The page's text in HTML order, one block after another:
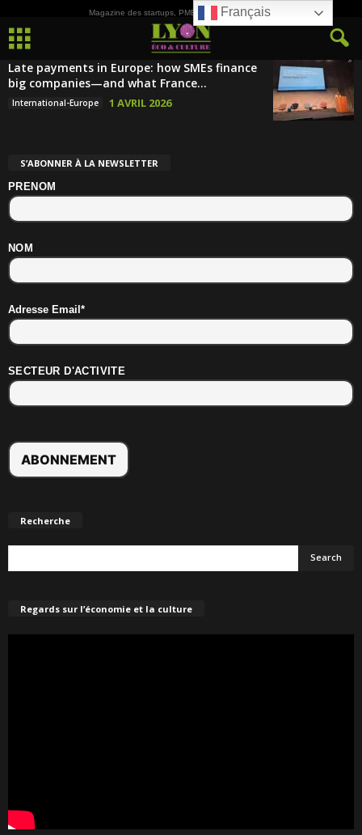
Magazine des startups, PME, ETI et de la Culture
Late payments in Europe: how SMEs finance
big companies—and what France...
International-Europe 1 AVRIL 2026
S’ABONNER À LA NEWSLETTER
PRENOM
NOM
Adresse Email*
SECTEUR D'ACTIVITE
Recherche
Regards sur l’économie et la culture
Français